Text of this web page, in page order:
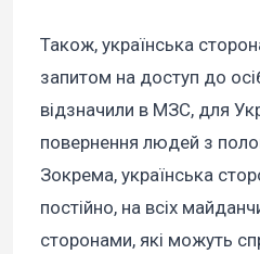
Також, українська
запитом на доступ до
відзначили в МЗС, для
повернення людей з
Зокрема, українська
постійно, на всіх
сторонами, які можуть